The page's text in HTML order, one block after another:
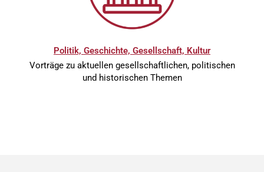
Politik, Geschichte, Gesellschaft, Kultur
Vorträge zu aktuellen gesellschaftlichen, politischen
und historischen Themen